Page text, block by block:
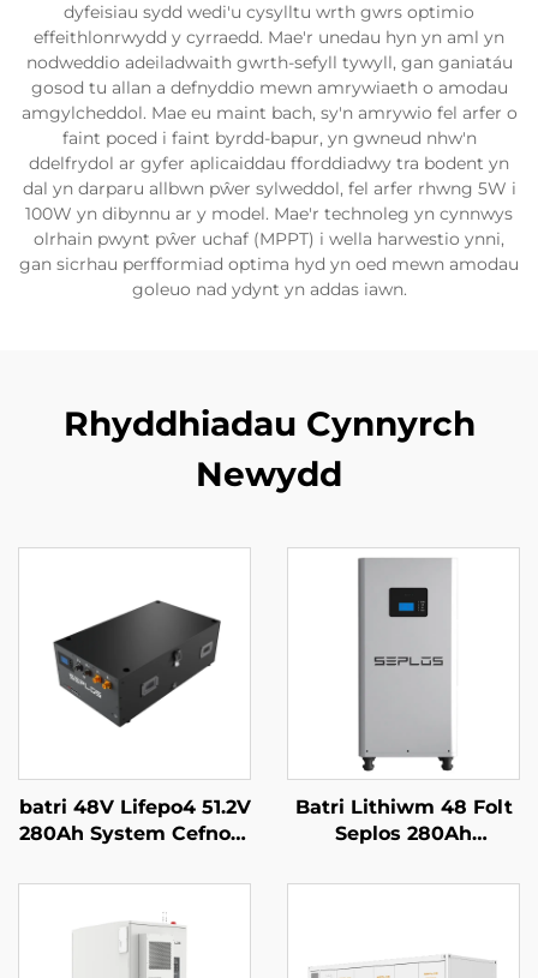
dyfeisiau sydd wedi'u cysylltu wrth gwrs optimio
effeithlonrwydd y cyrraedd. Mae'r unedau hyn yn aml yn
nodweddio adeiladwaith gwrth-sefyll tywyll, gan ganiatáu
gosod tu allan a defnyddio mewn amrywiaeth o amodau
amgylcheddol. Mae eu maint bach, sy'n amrywio fel arfer o
faint poced i faint byrdd-bapur, yn gwneud nhw'n
ddelfrydol ar gyfer aplicaiddau fforddiadwy tra bodent yn
dal yn darparu allbwn pŵer sylweddol, fel arfer rhwng 5W i
100W yn dibynnu ar y model. Mae'r technoleg yn cynnwys
olrhain pwynt pŵer uchaf (MPPT) i wella harwestio ynni,
gan sicrhau perfformiad optima hyd yn oed mewn amodau
goleuo nad ydynt yn addas iawn.
Rhyddhiadau Cynnyrch
Newydd
batri 48V Lifepo4 51.2V
280Ah System Cefnogi
14kWh Batri Solar
Seplos
Batri Lithiwm 48 Folt
Seplos 280Ah
Cartref 51.2V 14kwh